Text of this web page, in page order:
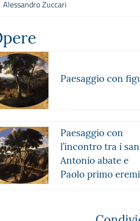
Alessandro Zuccari
Paesaggio con
Paesaggio con
l’incontro tra i
Antonio abate e
Paolo primo